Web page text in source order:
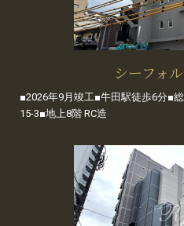
シーフォ
■2026年9月竣工■牛田駅徒歩6分■
15-3■地上8階 RC造